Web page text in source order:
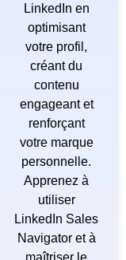
LinkedIn en
optimisant
votre profil,
créant du
contenu
engageant et
renforçant
votre marque
personnelle.
Apprenez à
utiliser
LinkedIn Sales
Navigator et à